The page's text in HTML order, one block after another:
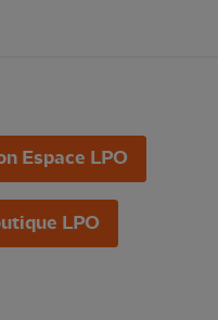
Espace LPO
LPO